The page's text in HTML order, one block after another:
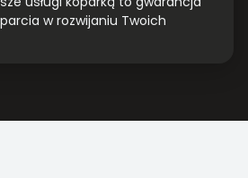
w rozwijaniu Twoich